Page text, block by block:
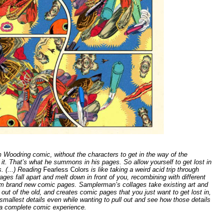
Woodring comic, without the characters to get in the way of the
That’s what he summons in his pages. So allow yourself to get lost in
(...) Reading Fearless Colors is like taking a weird acid trip through
fall apart and melt down in front of you, recombining with different
brand new comic pages. Samplerman’s collages take existing art and
of the old, and creates comic pages that you just want to get lost in,
details even while wanting to pull out and see how those details
complete comic experience.